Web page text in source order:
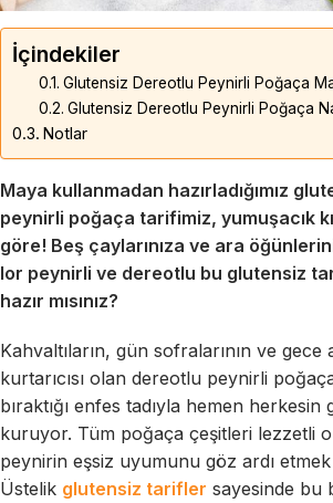
İçindekiler
Glutensiz Dereotlu Peynirli Poğaça
Glutensiz Dereotlu Peynirli Poğaça
Notlar
Maya kullanmadan hazırladığımız
peynirli poğaça tarifimiz, yumuşacık
göre! Beş çaylarınıza ve ara
lor peynirli ve dereotlu bu glutensiz
hazır mısınız?
Kahvaltıların, gün sofralarının ve gece
kurtarıcısı olan dereotlu peynirli
bıraktığı enfes tadıyla hemen
kuruyor. Tüm poğaça çeşitleri lezzetli
peynirin eşsiz uyumunu göz ardı
Üstelik glutensiz tarifler sayesinde bu